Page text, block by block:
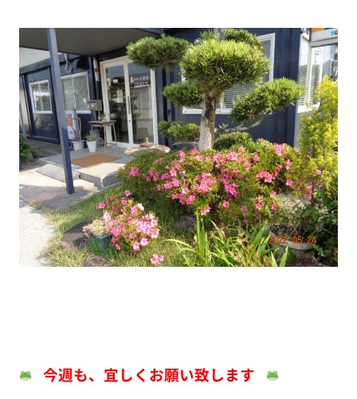
今週も、宜しくお願い致します